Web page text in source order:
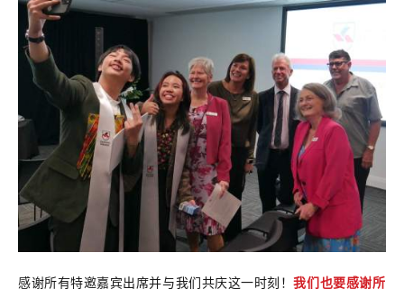
感谢所有特邀嘉宾出席并与我们共庆这一时刻！我们也要感谢所